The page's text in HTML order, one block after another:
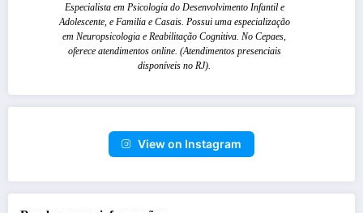
Especialista em Psicologia do Desenvolvimento Infantil e
Adolescente, e Familia e Casais. Possui uma especialização
em Neuropsicologia e Reabilitação Cognitiva. No Cepaes,
oferece atendimentos online. (Atendimentos presenciais
disponíveis no RJ).
View on Instagram